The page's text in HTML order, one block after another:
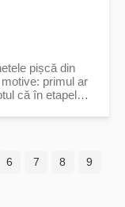
pișcă din
primul ar
că în etapele
6 7 8 9